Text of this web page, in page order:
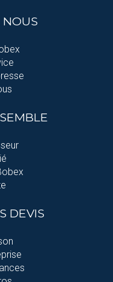
NOUS
DEVIS